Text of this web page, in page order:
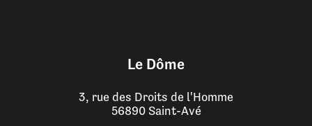
Le Dôme
3, rue des Droits de l'Homme
56890 Saint-Avé